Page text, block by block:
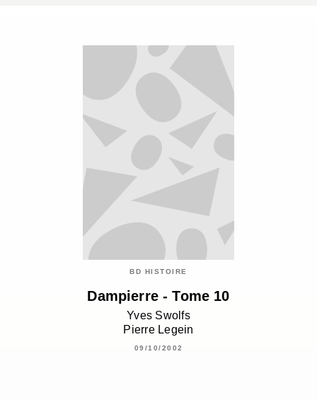
BD HISTOIRE
Dampierre - Tome 10
Yves Swolfs
Pierre Legein
09/10/2002